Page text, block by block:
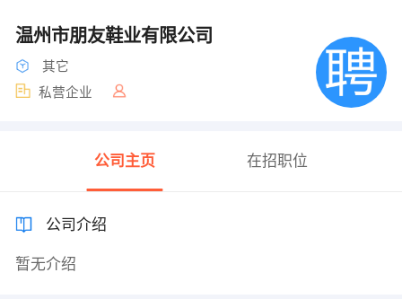
温州市朋友鞋业有限公司
其它
私营企业
公司主页 在招职位
公司介绍
暂无介绍